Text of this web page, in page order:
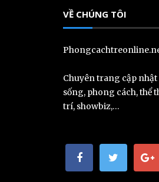
VỀ CHÚNG TÔI
Chuyên trang cập
sống, phong cách, thể
trí, showbiz,…